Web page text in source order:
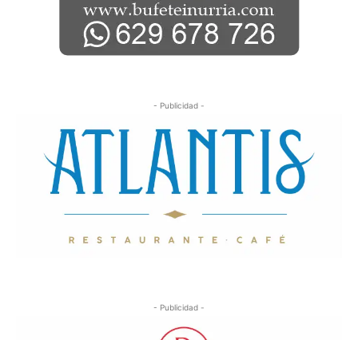
- Publicidad -
- Publicidad -